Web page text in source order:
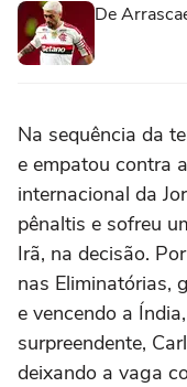
De
Na sequência da
e empatou contra
internacional da
pênaltis e sofreu
Irã, na decisão.
nas Eliminatórias,
e vencendo a
surpreendente,
deixando a vaga